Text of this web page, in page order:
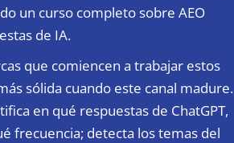
un curso completo sobre AEO
de IA.
que comiencen a trabajar estos
sólida cuando este canal madure.
en qué respuestas de ChatGPT,
frecuencia; detecta los temas del